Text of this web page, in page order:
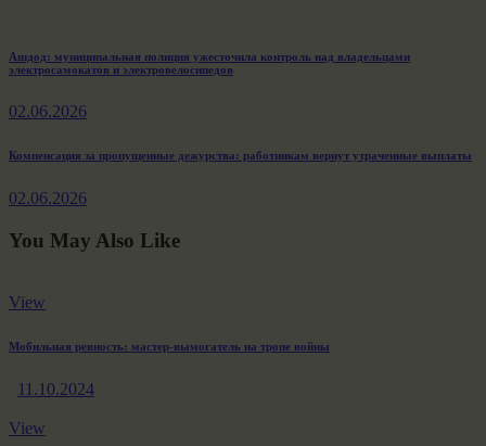
Навигация
записям
Previous
post:
Ашдод: муниципальная полиция ужесточила контроль над владельцами
электросамокатов и электровелосипедов
02.06.2026
Next
Компенсация за пропущенные дежурства: работникам вернут утраченные выплаты
02.06.2026
You May Also Like
View
Мобильная ревность: мастер-вымогатель на тропе войны
11.10.2024
View